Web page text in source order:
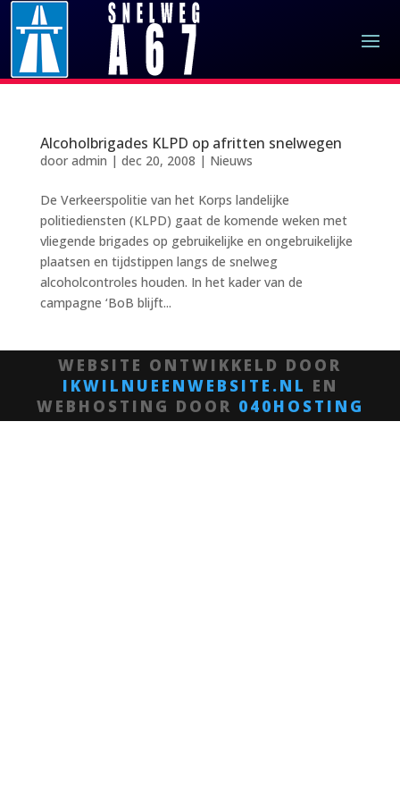
Alcoholbrigades KLPD op afritten snelwegen
door admin | dec 20, 2008 | Nieuws
De Verkeerspolitie van het Korps landelijke
politiediensten (KLPD) gaat de komende weken met
vliegende brigades op gebruikelijke en ongebruikelijke
plaatsen en tijdstippen langs de snelweg
alcoholcontroles houden. In het kader van de
campagne ‘BoB blijft...
WEBSITE ONTWIKKELD DOOR
IKWILNUEENWEBSITE.NL EN
WEBHOSTING DOOR 040HOSTING